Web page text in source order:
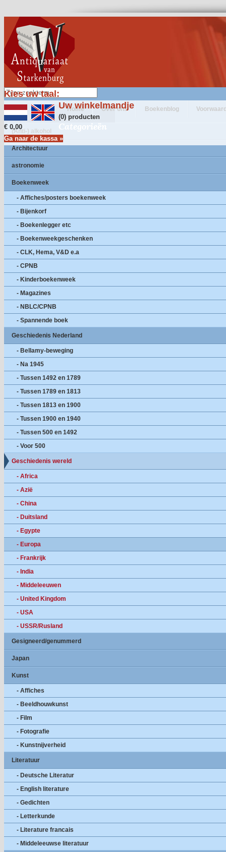
Kies uw taal:
Uw winkelmandje
(0) producten
€ 0,00
Ga naar de kassa »
Home Over ons Boekenblog
Categorieën
(Anti-) alkohol
Architectuur
astronomie
Boekenweek
- Affiches/posters boekenweek
- Bijenkorf
- Boekenlegger etc
- Boekenweekgeschenken
- CLK, Hema, V&D e.a
- CPNB
- Kinderboekenweek
- Magazines
- NBLC/CPNB
- Spannende boek
Geschiedenis Nederland
- Bellamy-beweging
- Na 1945
- Tussen 1492 en 1789
- Tussen 1789 en 1813
- Tussen 1813 en 1900
- Tussen 1900 en 1940
- Tussen 500 en 1492
- Voor 500
Geschiedenis wereld
- Africa
- Azië
- China
- Duitsland
- Egypte
- Europa
- Frankrijk
- India
- Middeleeuwen
- United Kingdom
- USA
- USSR/Rusland
Gesigneerd/genummerd
Japan
Kunst
- Affiches
- Beeldhouwkunst
- Film
- Fotografie
- Kunstnijverheid
Literatuur
- Deutsche Literatur
- English literature
- Gedichten
- Letterkunde
- Literature francais
- Middeleeuwse literatuur